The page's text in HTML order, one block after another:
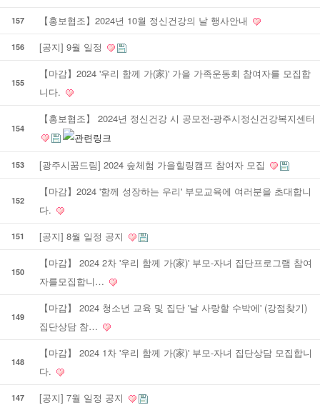
157 【홍보협조】2024년 10월 정신건강의 날 행사안내
156 [공지] 9월 일정
155
【마감】2024 '우리 함께 가(家)' 가을 가족운동회 참여자를 모집합
니다.
154
【홍보협조】 2024년 정신건강 시 공모전-광주시정신건강복지센터
153 [광주시꿈드림] 2024 숲체험 가을힐링캠프 참여자 모집
152
【마감】2024 '함께 성장하는 우리' 부모교육에 여러분을 초대합니
다.
151 [공지] 8월 일정 공지
150
【마감】 2024 2차 '우리 함께 가(家)' 부모-자녀 집단프로그램 참여
자를모집합니…
149
【마감】 2024 청소년 교육 및 집단 '날 사랑할 수박에' (강점찾기)
집단상담 참…
148
【마감】 2024 1차 '우리 함께 가(家)' 부모-자녀 집단상담 모집합니
다.
147 [공지] 7월 일정 공지